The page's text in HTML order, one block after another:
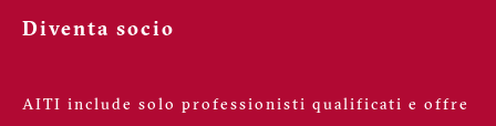
Diventa socio
AITI include solo professionisti qualificati e offre